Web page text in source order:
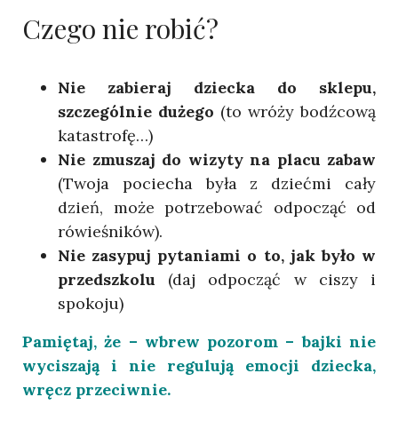
Czego nie robić?
Nie zabieraj dziecka do sklepu,
szczególnie dużego (to wróży bodźcową
katastrofę…)
Nie zmuszaj do wizyty na placu zabaw
(Twoja pociecha była z dziećmi cały
dzień, może potrzebować odpocząć od
rówieśników).
Nie zasypuj pytaniami o to, jak było w
przedszkolu (daj odpocząć w ciszy i
spokoju)
Pamiętaj, że – wbrew pozorom – bajki nie
wyciszają i nie regulują emocji dziecka,
wręcz przeciwnie.